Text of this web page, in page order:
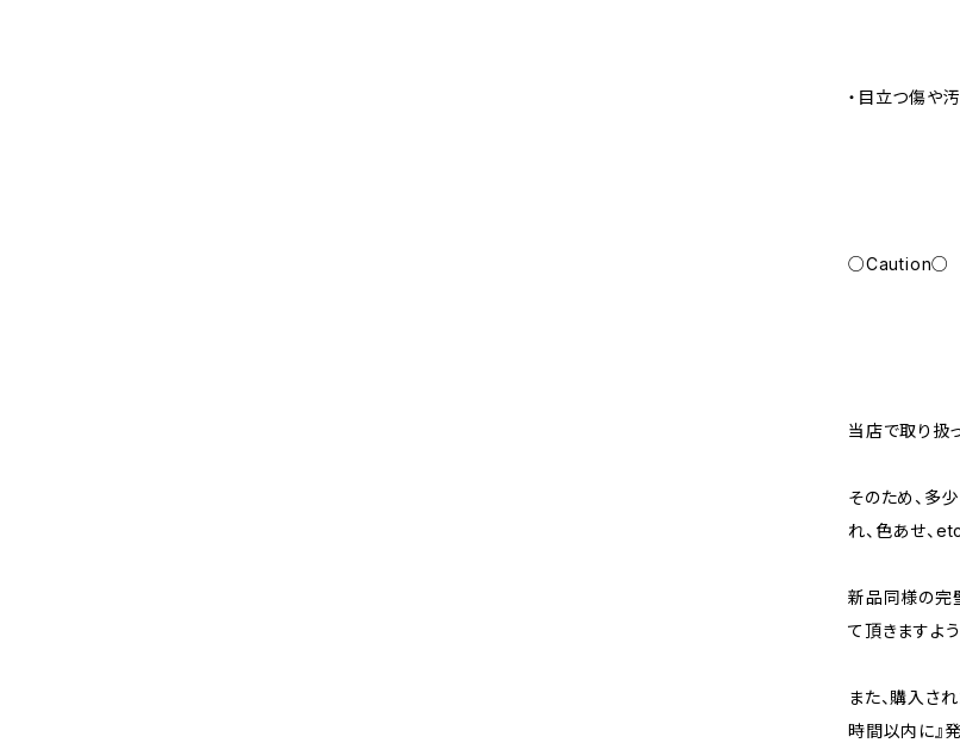
・目立つ傷や
○Caution○
当店で取り扱
そのため、多
れ、色あせ、
新品同様の完
て頂きますよ
また、購入さ
時間以内に』